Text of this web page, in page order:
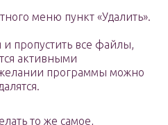
меню пункт «Удалить».
и пропустить все файлы,
активными
программы можно
то же самое,